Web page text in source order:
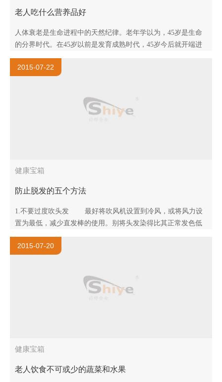
老人吃什么营养品好
人体衰老是生命进程中的天然纪律。老年学以为，45岁是生命
的分界时代。在45岁以前是发育成熟时代，45岁今后就开端进
入初老期，而65岁今后就真正地 进入老年期了。一进入老年时
代，人的各类心理..
2015-07-22
健康宝箱
防止脱发的五个方法
1.不要过度吹头发 最好将吹风机设置到冷风，或将风力设
置为最低，减少直发棒的使用。别将头发染得比其正常发色低
或高出一到两级的颜色：发色改变的越多，所需要的化学物质
就越多，这对头..
2015-07-20
健康宝箱
老人饮食不可或少的蔬菜和水果